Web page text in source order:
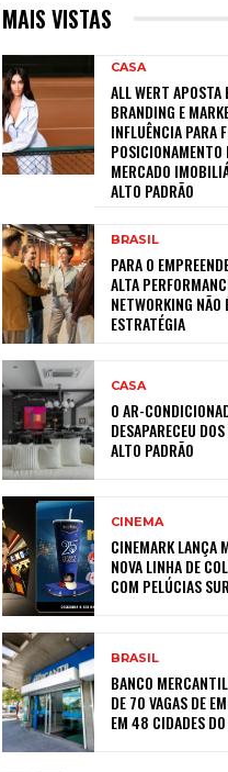
MAIS VISTAS
CASA
ALL WERT APOSTA
BRANDING E
INFLUÊNCIA PARA
POSICIONAMENTO
MERCADO
ALTO PADRÃO
BRASIL
PARA O
ALTA
NETWORKING NÃO
ESTRATÉGIA
CASA
O AR-
DESAPARECEU
ALTO PADRÃO
CINEMA
CINEMARK LANÇA
NOVA LINHA DE
COM PELÚCIAS
BRASIL
BANCO
DE 70 VAGAS DE
EM 48 CIDADES